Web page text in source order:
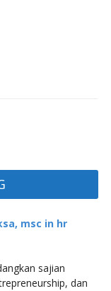
msc in hr
sajian
dan